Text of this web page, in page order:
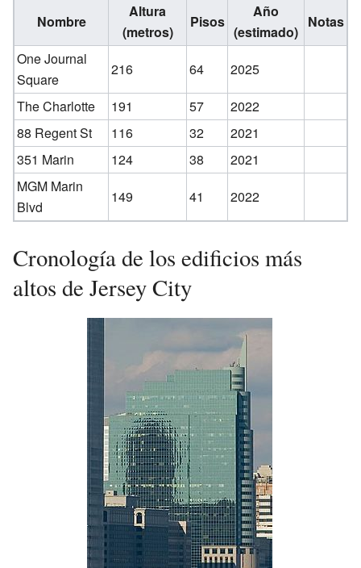
Nombre
Altura
(metros)
Pisos
Año
(estimado)
Notas
One Journal
Square
216 64
2025
The Charlotte
191 57
2022
88 Regent St
116 32
2021
351 Marin
124 38
2021
MGM Marin
Blvd
149 41 2022
Cronología de los edificios más
altos de Jersey City